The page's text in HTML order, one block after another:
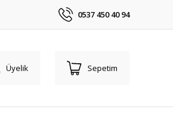
0537 450 40 94
Üyelik Sepetim